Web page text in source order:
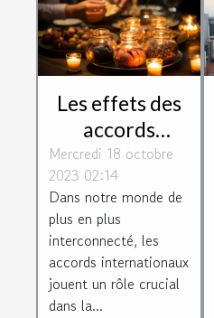
Les effets des
accords
internationaux
sur les
avantages de la
société
Mercredi 18 octobre
2023 02:14
Dans notre monde de
plus en plus
interconnecté, les
accords internationaux
jouent un rôle crucial
dans la...